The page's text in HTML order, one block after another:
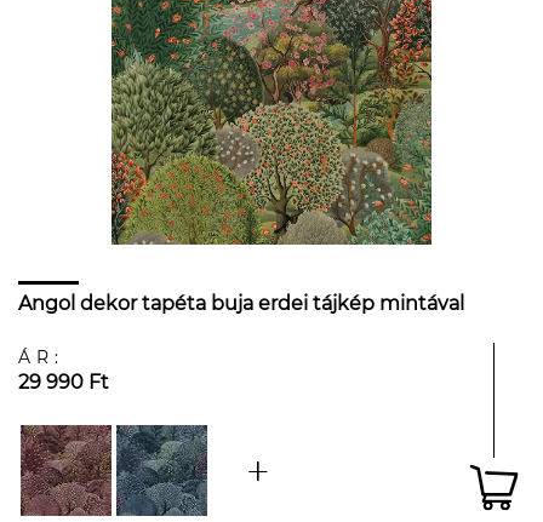
Angol dekor tapéta buja erdei tájkép mintával
ÁR:
29 990 Ft